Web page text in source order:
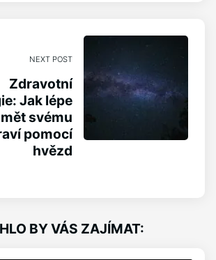
NEXT POST
Zdravotní
Jak lépe
svému
pomocí
hvězd
BY VÁS ZAJÍMAT: